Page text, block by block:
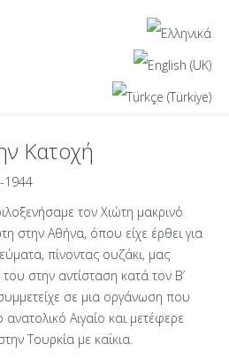
Κατοχή
1944
τον Χιώτη μακρινό
στην Αθήνα, όπου είχε έρθει για
πίνοντας ουζάκι, μας
του στην αντίσταση κατά τον Β’
σε μια οργάνωση που
Αιγαίο και μετέφερε
Τουρκία με καΐκια.